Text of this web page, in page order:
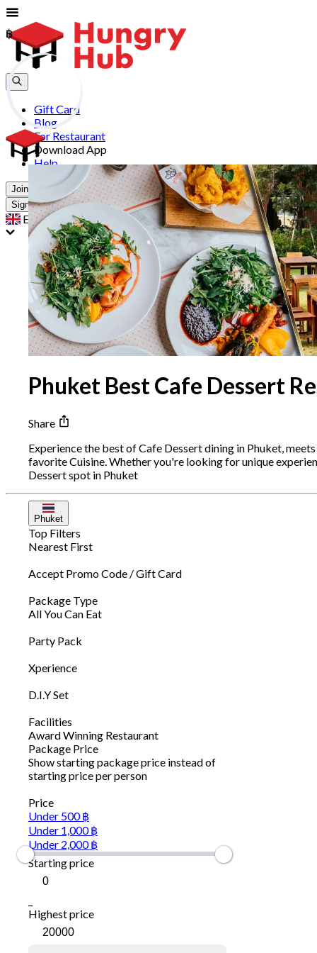
Gift Card
Blog
For Restaurant
Download App
Help
Join
Sign In
EN
Phuket Best Cafe Dessert
Share
Experience the best of Cafe Dessert dining in Phuket,
favorite Cuisine. Whether you're looking for unique
Dessert spot in Phuket
Phuket
Top Filters
Nearest First
Accept Promo Code / Gift Card
Package Type
All You Can Eat
Party Pack
Xperience
D.I.Y Set
Facilities
Award Winning Restaurant
Package Price
Show starting package price instead of
starting price per person
Price
Under 500 ฿
Under 1,000 ฿
Under 2,000 ฿
฿
Starting price
฿
Highest price